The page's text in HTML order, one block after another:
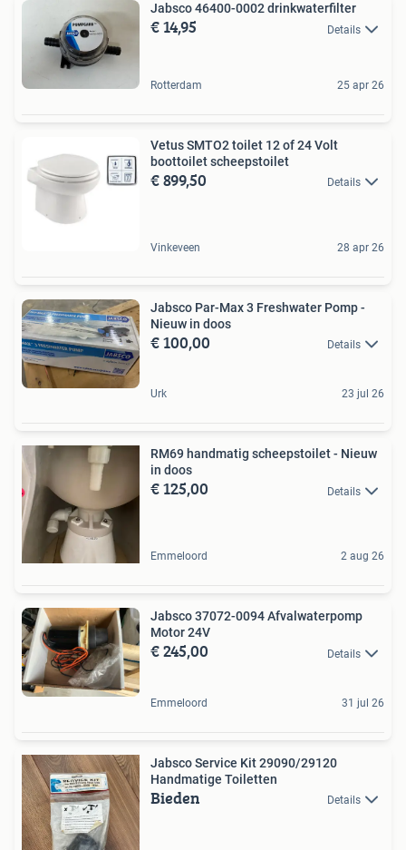
Jabsco 46400-0002 drinkwaterfilter
€ 14,95 Details
Rotterdam 25 apr 26
Vetus SMTO2 toilet 12 of 24 Volt
boottoilet scheepstoilet
€ 899,50 Details
Vinkeveen 28 apr 26
Jabsco Par-Max 3 Freshwater Pomp -
Nieuw in doos
€ 100,00 Details
Urk 23 jul 26
RM69 handmatig scheepstoilet - Nieuw
in doos
€ 125,00 Details
Emmeloord 2 aug 26
Jabsco 37072-0094 Afvalwaterpomp
Motor 24V
€ 245,00 Details
Emmeloord 31 jul 26
Jabsco Service Kit 29090/29120
Handmatige Toiletten
Bieden Details